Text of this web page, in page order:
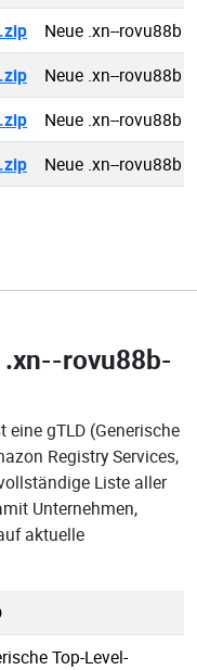
Neue .xn--rovu88b
Neue .xn--rovu88b
Neue .xn--rovu88b
Neue .xn--rovu88b
.xn--rovu88b-
eine gTLD (Generische
Registry Services,
Liste aller
Unternehmen,
aktuelle
Top-Level-